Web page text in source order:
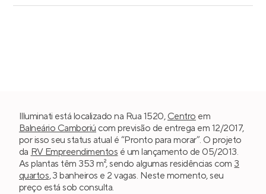
Illuminati está localizado na Rua 1520, Centro em
Balneário Camboriú com previsão de entrega em 12/2017,
por isso seu status atual é “Pronto para morar”. O projeto
da RV Empreendimentos é um lançamento de 05/2013.
As plantas têm 353 m², sendo algumas residências com 3
quartos, 3 banheiros e 2 vagas. Neste momento, seu
preço está sob consulta.